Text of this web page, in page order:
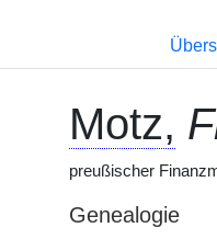
Motz,
preußischer
Genealogie